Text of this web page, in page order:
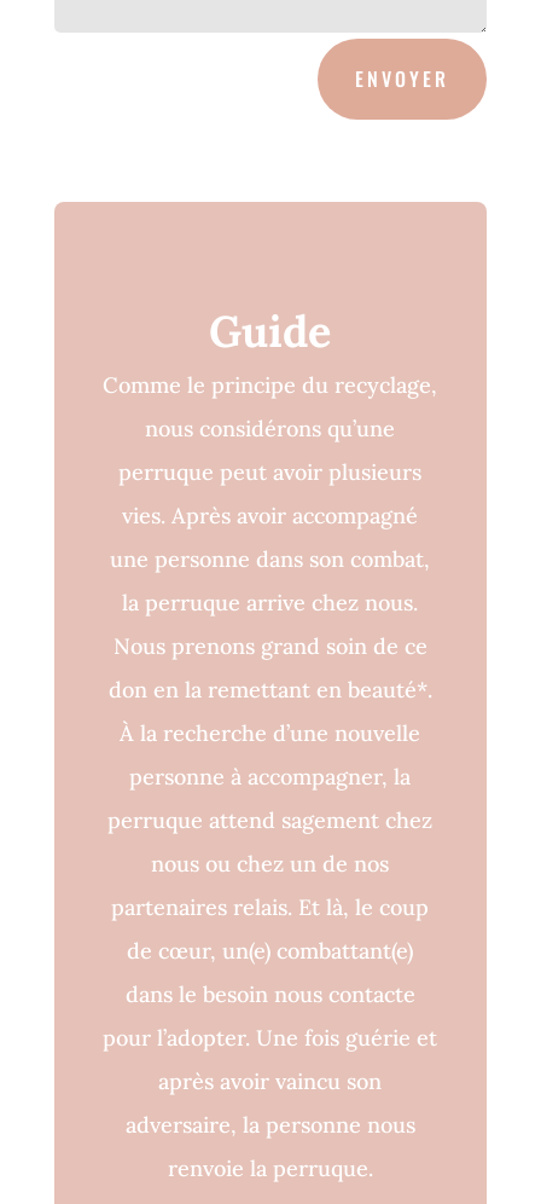
ENVOYER
Guide
Comme le principe du recyclage,
nous considérons qu’une
perruque peut avoir plusieurs
vies. Après avoir accompagné
une personne dans son combat,
la perruque arrive chez nous.
Nous prenons grand soin de ce
don en la remettant en beauté*.
À la recherche d’une nouvelle
personne à accompagner, la
perruque attend sagement chez
nous ou chez un de nos
partenaires relais. Et là, le coup
de cœur, un(e) combattant(e)
dans le besoin nous contacte
pour l’adopter. Une fois guérie et
après avoir vaincu son
adversaire, la personne nous
renvoie la perruque.